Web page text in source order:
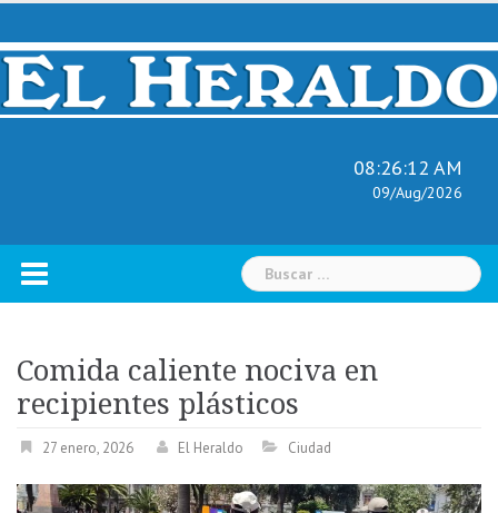
Skip
content
08:26:13 AM
09/Aug/2026
Buscar:
Comida caliente nociva en
recipientes plásticos
27 enero, 2026 El Heraldo Ciudad